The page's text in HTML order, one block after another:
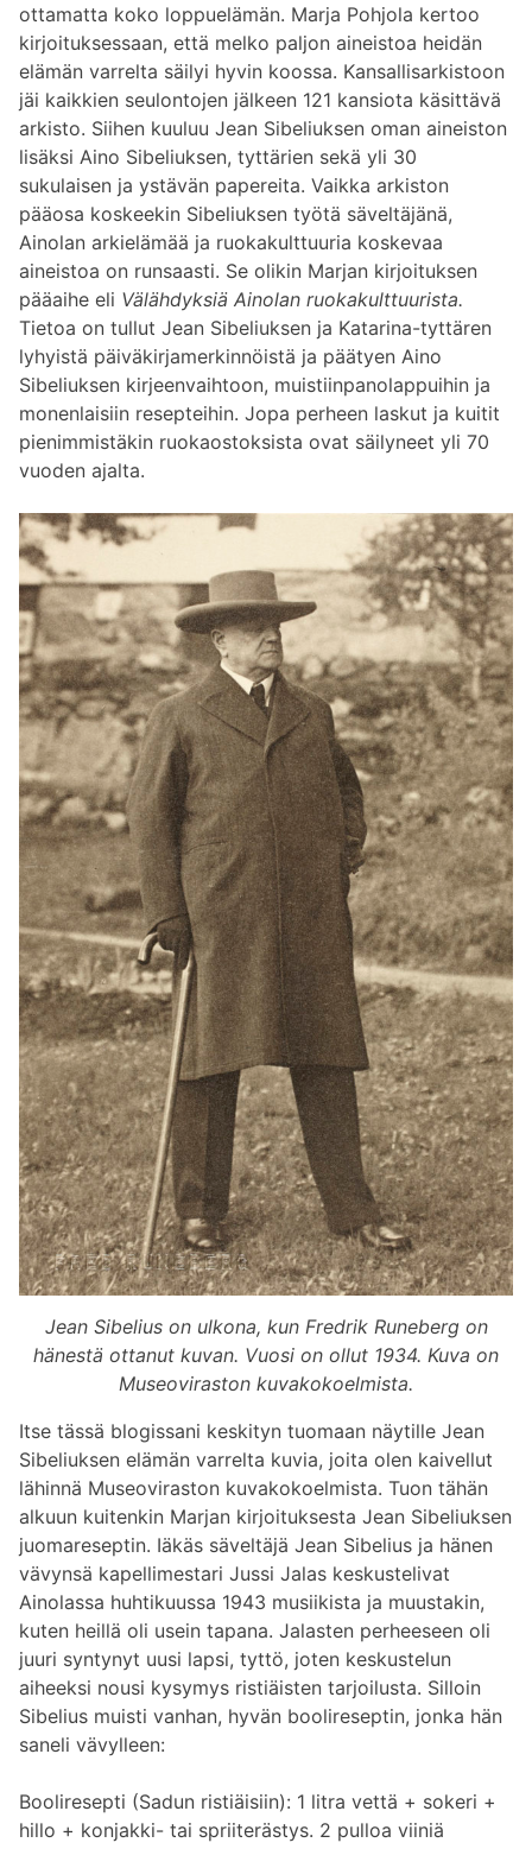
ottamatta koko loppuelämän. Marja Pohjola kertoo
kirjoituksessaan, että melko paljon aineistoa heidän
elämän varrelta säilyi hyvin koossa. Kansallisarkistoon
jäi kaikkien seulontojen jälkeen 121 kansiota käsittävä
arkisto. Siihen kuuluu Jean Sibeliuksen oman aineiston
lisäksi Aino Sibeliuksen, tyttärien sekä yli 30
sukulaisen ja ystävän papereita. Vaikka arkiston
pääosa koskeekin Sibeliuksen työtä säveltäjänä,
Ainolan arkielämää ja ruokakulttuuria koskevaa
aineistoa on runsaasti. Se olikin Marjan kirjoituksen
pääaihe eli Välähdyksiä Ainolan ruokakulttuurista.
Tietoa on tullut Jean Sibeliuksen ja Katarina-tyttären
lyhyistä päiväkirjamerkinnöistä ja päätyen Aino
Sibeliuksen kirjeenvaihtoon, muistiinpanolappuihin ja
monenlaisiin resepteihin. Jopa perheen laskut ja kuitit
pienimmistäkin ruokaostoksista ovat säilyneet yli 70
vuoden ajalta.
Jean Sibelius on ulkona, kun Fredrik Runeberg on
hänestä ottanut kuvan. Vuosi on ollut 1934. Kuva on
Museoviraston kuvakokoelmista.
Itse tässä blogissani keskityn tuomaan näytille Jean
Sibeliuksen elämän varrelta kuvia, joita olen kaivellut
lähinnä Museoviraston kuvakokoelmista. Tuon tähän
alkuun kuitenkin Marjan kirjoituksesta Jean Sibeliuksen
juomareseptin. Iäkäs säveltäjä Jean Sibelius ja hänen
vävynsä kapellimestari Jussi Jalas keskustelivat
Ainolassa huhtikuussa 1943 musiikista ja muustakin,
kuten heillä oli usein tapana. Jalasten perheeseen oli
juuri syntynyt uusi lapsi, tyttö, joten keskustelun
aiheeksi nousi kysymys ristiäisten tarjoilusta. Silloin
Sibelius muisti vanhan, hyvän boolireseptin, jonka hän
saneli vävylleen:
Booliresepti (Sadun ristiäisiin): 1 litra vettä + sokeri +
hillo + konjakki- tai spriiterästys. 2 pulloa viiniä